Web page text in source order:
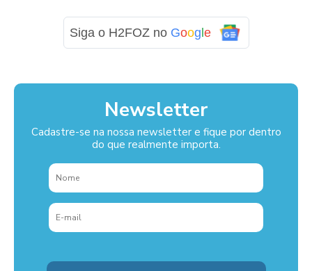
Siga o H2FOZ no Google
Newsletter
Cadastre-se na nossa newsletter e fique por dentro
do que realmente importa.